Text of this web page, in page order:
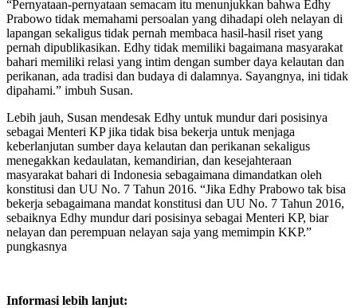
“Pernyataan-pernyataan semacam itu menunjukkan bahwa Edhy
Prabowo tidak memahami persoalan yang dihadapi oleh nelayan di
lapangan sekaligus tidak pernah membaca hasil-hasil riset yang
pernah dipublikasikan. Edhy tidak memiliki bagaimana masyarakat
bahari memiliki relasi yang intim dengan sumber daya kelautan dan
perikanan, ada tradisi dan budaya di dalamnya. Sayangnya, ini tidak
dipahami.” imbuh Susan.
Lebih jauh, Susan mendesak Edhy untuk mundur dari posisinya
sebagai Menteri KP jika tidak bisa bekerja untuk menjaga
keberlanjutan sumber daya kelautan dan perikanan sekaligus
menegakkan kedaulatan, kemandirian, dan kesejahteraan
masyarakat bahari di Indonesia sebagaimana dimandatkan oleh
konstitusi dan UU No. 7 Tahun 2016. “Jika Edhy Prabowo tak bisa
bekerja sebagaimana mandat konstitusi dan UU No. 7 Tahun 2016,
sebaiknya Edhy mundur dari posisinya sebagai Menteri KP, biar
nelayan dan perempuan nelayan saja yang memimpin KKP.”
pungkasnya
Informasi lebih lanjut: